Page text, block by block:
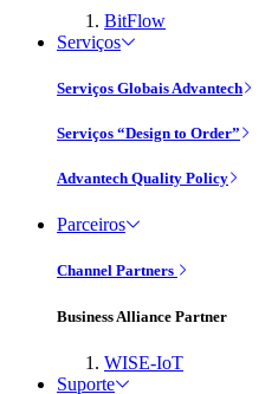
BitFlow
Serviços
Serviços Globais Advantech
Serviços “Design to Order”
Advantech Quality Policy
Parceiros
Channel Partners
Business Alliance Partner
WISE-IoT
Suporte